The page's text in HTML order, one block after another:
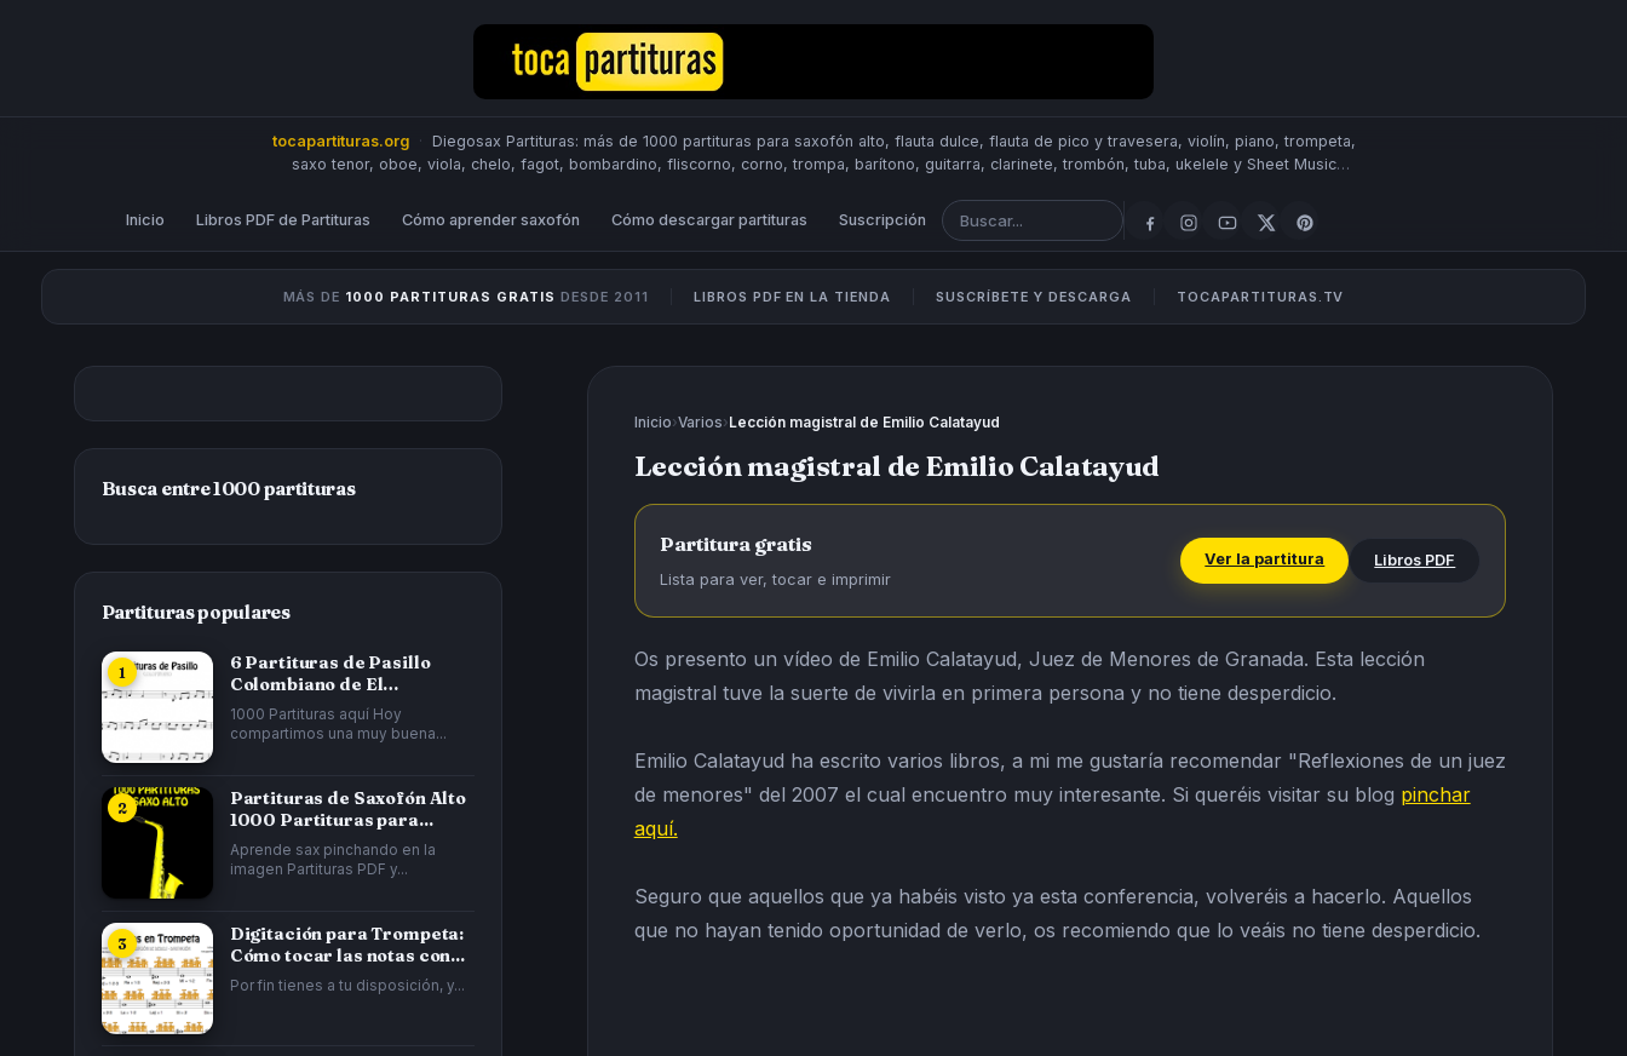
tocapartituras.org ·
Diegosax Partituras: más de 1000 partituras para saxofón alto, flauta dulce, flauta de pico y travesera, violín, piano, trompeta,
saxo tenor, oboe, viola, chelo, fagot, bombardino, fliscorno, corno, trompa, barítono, guitarra, clarinete, trombón, tuba, ukelele y Sheet Music
Inicio Libros PDF de Partituras Cómo aprender saxofón Cómo descargar partituras Suscripción
MÁS DE 1000 PARTITURAS GRATIS DESDE 2011 LIBROS PDF EN LA TIENDA SUSCRÍBETE Y DESCARGA TOCAPARTITURAS.TV
Inicio›Varios› Lección magistral de Emilio Calatayud
Lección magistral de Emilio Calatayud
Partitura gratis
Lista para ver, tocar e imprimir
Ver la partitura Libros PDF
Os presento un vídeo de Emilio Calatayud, Juez de Menores de Granada. Esta lección
magistral tuve la suerte de vivirla en primera persona y no tiene desperdicio.
Emilio Calatayud ha escrito varios libros, a mi me gustaría recomendar "Reflexiones de un juez
de menores" del 2007 el cual encuentro muy interesante. Si queréis visitar su blog pinchar
aquí.
Seguro que aquellos que ya habéis visto ya esta conferencia, volveréis a hacerlo. Aquellos
que no hayan tenido oportunidad de verlo, os recomiendo que lo veáis no tiene desperdicio.
Busca entre 1000 partituras
Partituras populares
6 Partituras de Pasillo
Colombiano de El
Cucarrón, La Gata...
1000 Partituras aquí Hoy
compartimos una muy buena...
Partituras de Saxofón Alto
1000 Partituras para...
Aprende sax pinchando en la
imagen Partituras PDF y...
Digitación para Trompeta:
Cómo tocar las notas con...
Por fin tienes a tu disposición, y...